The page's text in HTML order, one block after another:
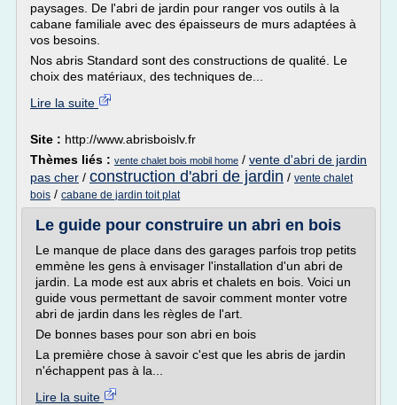
paysages. De l'abri de jardin pour ranger vos outils à la
cabane familiale avec des épaisseurs de murs adaptées à
vos besoins.
Nos abris Standard sont des constructions de qualité. Le
choix des matériaux, des techniques de...
Lire la suite
Site : http://www.abrisboislv.fr
Thèmes liés : vente chalet bois mobil home / vente d'abri de jardin
pas cher / construction d'abri de jardin / vente chalet
bois / cabane de jardin toit plat
Le guide pour construire un abri en bois
Le manque de place dans des garages parfois trop petits
emmène les gens à envisager l'installation d'un abri de
jardin. La mode est aux abris et chalets en bois. Voici un
guide vous permettant de savoir comment monter votre
abri de jardin dans les règles de l'art.
De bonnes bases pour son abri en bois
La première chose à savoir c'est que les abris de jardin
n'échappent pas à la...
Lire la suite